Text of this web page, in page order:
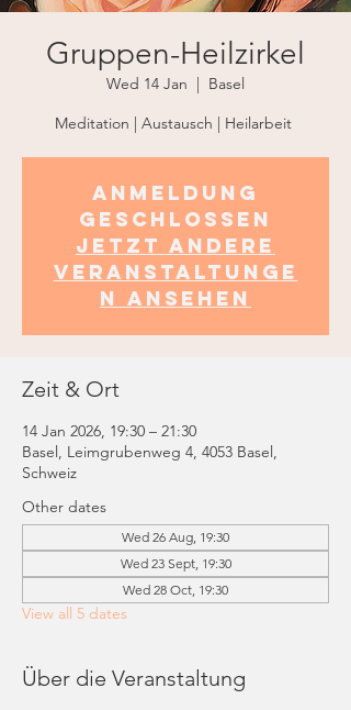
Gruppen-Heilzirkel
Wed 14 Jan
Basel
Meditation | Austausch | Heilarbeit
Anmeldung
geschlossen
Jetzt andere
Veranstaltunge
n ansehen
Zeit & Ort
14 Jan 2026, 19:30 – 21:30
Basel, Leimgrubenweg 4, 4053 Basel,
Schweiz
Other dates
Wed 26 Aug, 19:30
Wed 23 Sept, 19:30
Wed 28 Oct, 19:30
View all 5 dates
Über die Veranstaltung